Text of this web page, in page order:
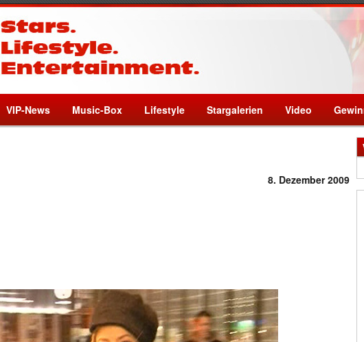
VIP-News Music-Box Lifestyle Stargalerien Video
8. Dezember 2009